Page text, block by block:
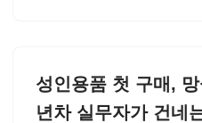
성인용품 첫 구매,
년차 실무자가 건네